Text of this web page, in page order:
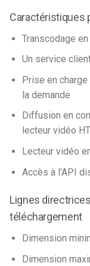
Caractéristiques
Transcodage en
Un service
Prise en
la demande
Diffusion en
lecteur vidéo
Lecteur vidéo
Accès à l’API
Lignes
téléchargement
Dimension
Dimension